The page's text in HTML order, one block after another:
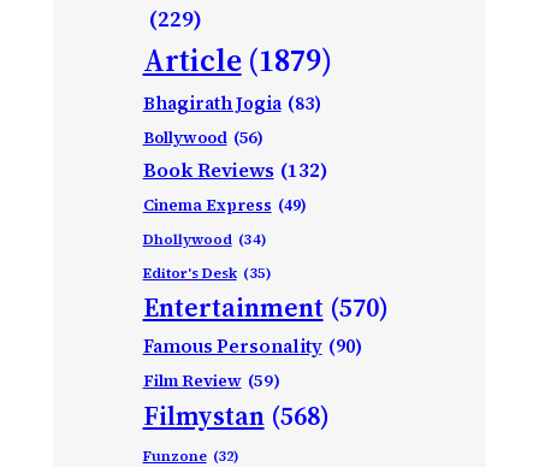
(229)
Article (1879)
Bhagirath Jogia (83)
Bollywood (56)
Book Reviews (132)
Cinema Express (49)
Dhollywood (34)
Editor's Desk (35)
Entertainment (570)
Famous Personality (90)
Film Review (59)
Filmystan (568)
Funzone (32)